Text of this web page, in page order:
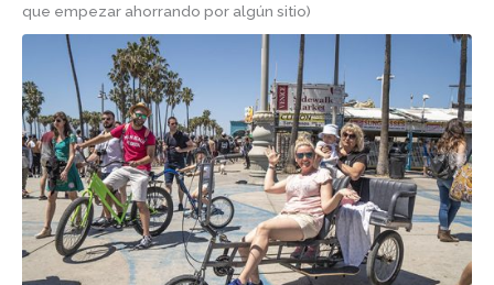
que empezar ahorrando por algún sitio)